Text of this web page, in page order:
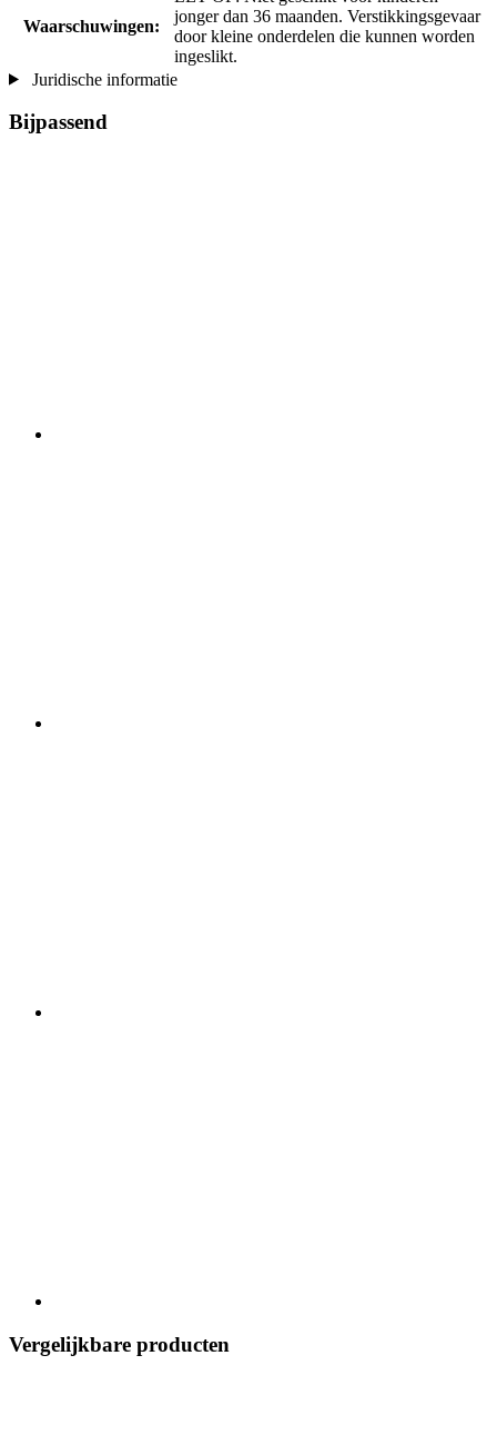
Waarschuwingen:
jonger dan 36 maanden. Verstikkingsgevaar
door kleine onderdelen die kunnen worden
ingeslikt.
Juridische informatie
Bijpassend
Vergelijkbare producten